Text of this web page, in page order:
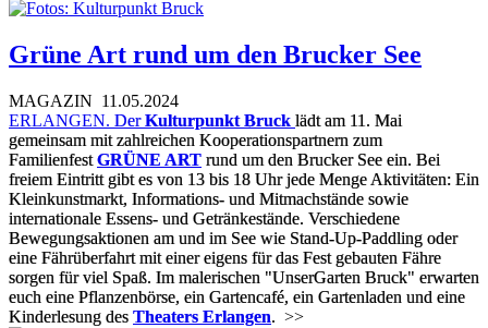
Grüne Art rund um den Brucker See
MAGAZIN 11.05.2024
ERLANGEN. DerKulturpunkt Bruck lädt am 11. Mai
gemeinsam mit zahlreichen Kooperationspartnern zum
FamilienfestGRÜNE ART rund um den Brucker See ein. Bei
freiem Eintritt gibt es von 13 bis 18 Uhr jede Menge Aktivitäten: Ein
Kleinkunstmarkt, Informations- und Mitmachstände sowie
internationale Essens- und Getränkestände. Verschiedene
Bewegungsaktionen am und im See wie Stand-Up-Paddling oder
eine Fährüberfahrt mit einer eigens für das Fest gebauten Fähre
sorgen für viel Spaß. Im malerischen "UnserGarten Bruck" erwarten
euch eine Pflanzenbörse, ein Gartencafé, ein Gartenladen und eine
Kinderlesung des Theaters Erlangen. >>